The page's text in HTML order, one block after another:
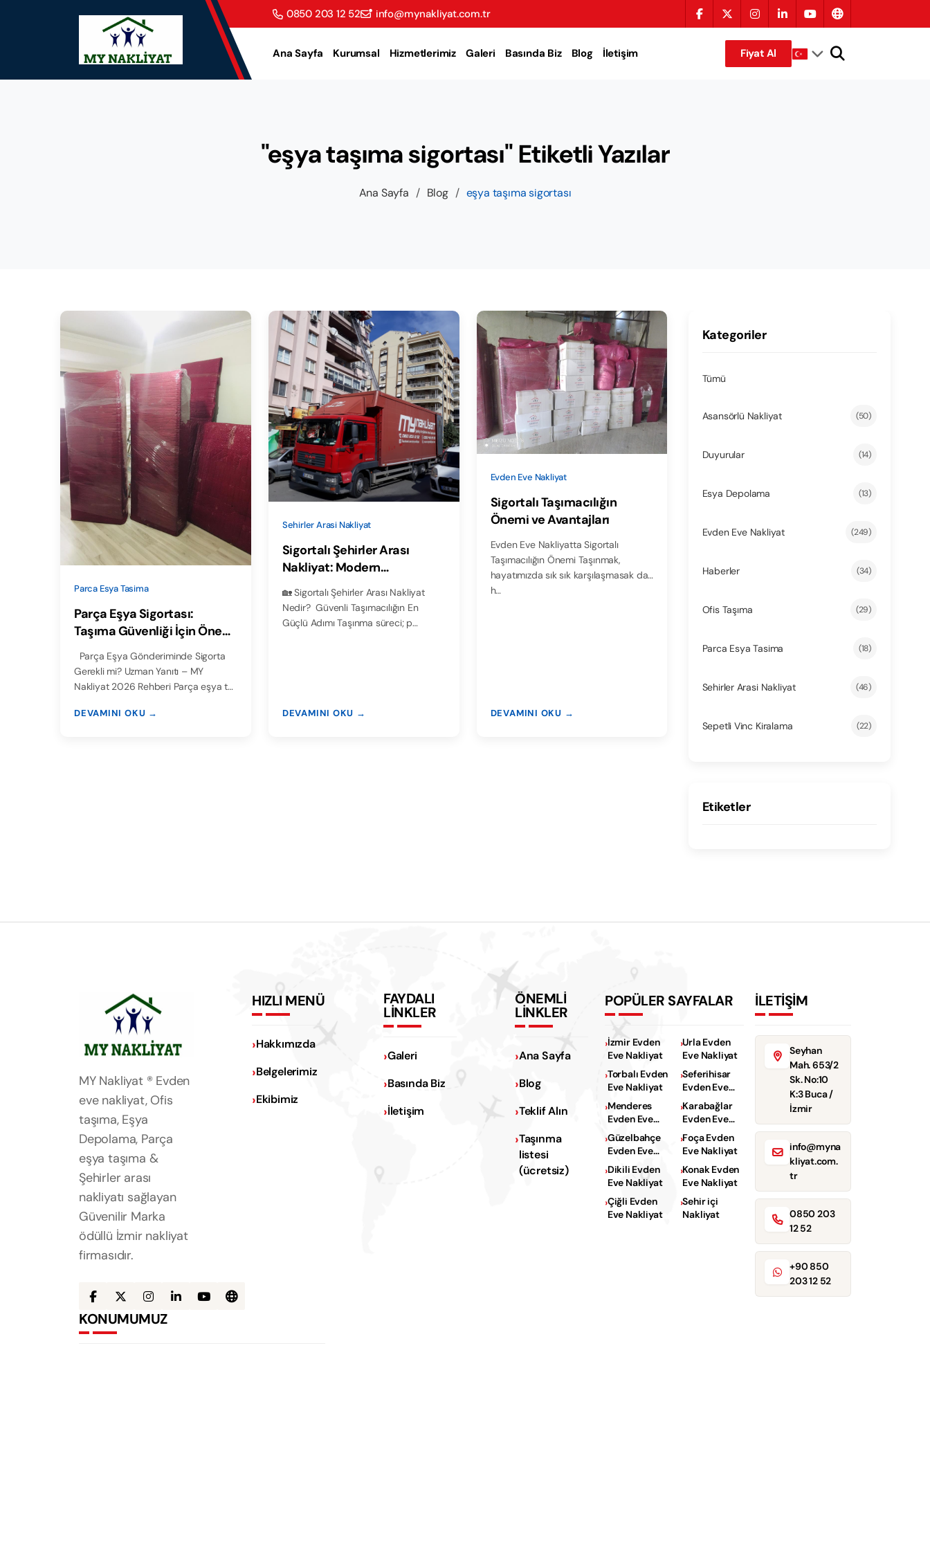
0850 203 12 52 info@mynakliyat.com.tr
Ana Sayfa Kurumsal Hizmetlerimiz Galeri Basında Biz Blog İletişim Fiyat Al
"eşya taşıma sigortası" Etiketli Yazılar
Ana Sayfa / Blog / eşya taşıma sigortası
Parca Esya Tasima
Parça Eşya Sigortası:
Taşıma Güvenliği İçin Önemi
Parça Eşya Gönderiminde Sigorta
Gerekli mi? Uzman Yanıtı – MY
Nakliyat 2026 Rehberi Parça eşya t…
DEVAMINI OKU →
Sehirler Arasi Nakliyat
Sigortalı Şehirler Arası
Nakliyat: Modern
Taşımacılığın Güvencesi
🏡 Sigortalı Şehirler Arası Nakliyat
Nedir? Güvenli Taşımacılığın En
Güçlü Adımı Taşınma süreci; p…
DEVAMINI OKU →
Evden Eve Nakliyat
Sigortalı Taşımacılığın
Önemi ve Avantajları
Evden Eve Nakliyatta Sigortalı
Taşımacılığın Önemi Taşınmak,
hayatımızda sık sık karşılaşmasak da
h…
DEVAMINI OKU →
Kategoriler
Tümü
Asansörlü Nakliyat (50)
Duyurular (14)
Esya Depolama (13)
Evden Eve Nakliyat (249)
Haberler (34)
Ofis Taşıma (29)
Parca Esya Tasima (18)
Sehirler Arasi Nakliyat (46)
Sepetli Vinc Kiralama (22)
Etiketler
MY Nakliyat ® Evden
eve nakliyat, Ofis
taşıma, Eşya
Depolama, Parça
eşya taşıma &
Şehirler arası
nakliyatı sağlayan
Güvenilir Marka
ödüllü İzmir nakliyat
firmasıdır.
HIZLI MENÜ
Hakkımızda
Belgelerimiz
Ekibimiz
FAYDALI
LİNKLER
Galeri
Basında Biz
İletişim
ÖNEMLİ
LİNKLER
Ana Sayfa
Blog
Teklif Alın
Taşınma
listesi
(ücretsiz)
POPÜLER SAYFALAR
İzmir Evden
Eve Nakliyat
Urla Evden
Eve Nakliyat
Torbalı Evden
Eve Nakliyat
Seferihisar
Evden Eve
Nakliyat
Menderes
Evden Eve
Nakliyat
Karabağlar
Evden Eve
Nakliyat
Güzelbahçe
Evden Eve
Nakliyat
Foça Evden
Eve Nakliyat
Dikili Evden
Eve Nakliyat
Konak Evden
Eve Nakliyat
Çiğli Evden
Eve Nakliyat
Sehir içi
Nakliyat
İLETİŞİM
Seyhan
Mah. 653/2
Sk. No:10
K:3 Buca /
İzmir
info@myna
kliyat.com.
tr
0850 203
12 52
+90 850
203 12 52
KONUMUMUZ